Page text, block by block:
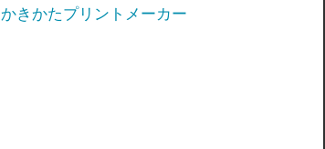
かきかたプリントメーカー